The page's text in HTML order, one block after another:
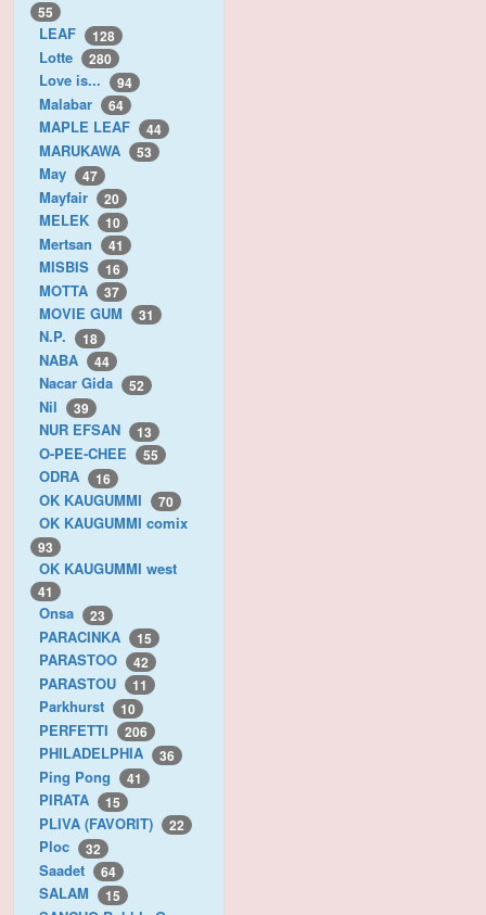
55
LEAF 128
Lotte 280
Love is... 94
Malabar 64
MAPLE LEAF 44
MARUKAWA 53
May 47
Mayfair 20
MELEK 10
Mertsan 41
MISBIS 16
MOTTA 37
MOVIE GUM 31
N.P. 18
NABA 44
Nacar Gida 52
Nil 39
NUR EFSAN 13
O-PEE-CHEE 55
ODRA 16
OK KAUGUMMI 70
OK KAUGUMMI comix
93
OK KAUGUMMI west
41
Onsa 23
PARACINKA 15
PARASTOO 42
PARASTOU 11
Parkhurst 10
PERFETTI 206
PHILADELPHIA 36
Ping Pong 41
PIRATA 15
PLIVA (FAVORIT) 22
Ploc 32
Saadet 64
SALAM 15